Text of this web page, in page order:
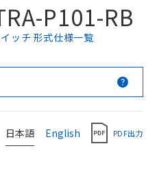
P101-RB
ッチ 形式仕様一覧
日本語 English PDF出力